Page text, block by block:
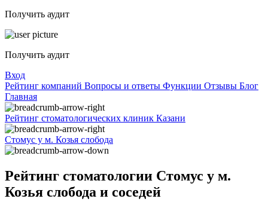
Получить аудит
Получить аудит
Вход
Рейтинг компаний Вопросы и ответы Функции Отзывы Блог
Главная
Рейтинг стоматологических клиник Казани
Стомус у м. Козья слобода
Рейтинг стоматологии Стомус у м.
Козья слобода и соседей